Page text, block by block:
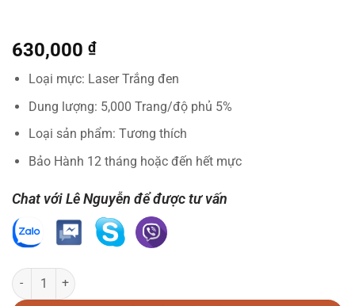
630,000 ₫
Loại mực: Laser Trắng đen
Dung lượng: 5,000 Trang/độ phủ 5%
Loại sản phẩm: Tương thích
Bảo Hành 12 tháng hoặc đến hết mực
Chat với Lê Nguyễn để được tư vấn
Hộp mực in Xerox 106R01486 số lượng